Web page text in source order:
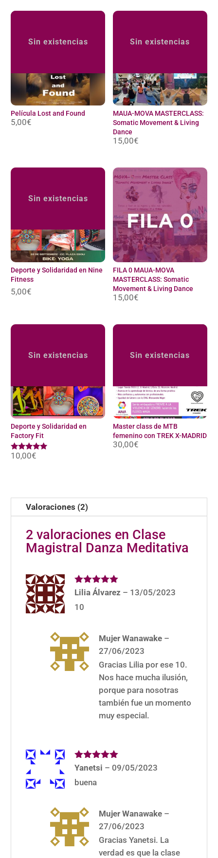
Película Lost and Found
5,00€
Sin existencias
MAUA-MOVA MASTERCLASS:
Somatic Movement & Living
Dance
15,00€
Sin existencias
Deporte y Solidaridad en Nine
Fitness
5,00€
Sin existencias
FILA 0 MAUA-MOVA
MASTERCLASS: Somatic
Movement & Living Dance
15,00€
Deporte y Solidaridad en
Factory Fit
Valorado
10,00€
Sin existencias
Master class de MTB
femenino con TREK X-MADRID
30,00€
Sin existencias
Valoraciones (2)
2 valoraciones en Clase
Magistral Danza Meditativa
Valorado
Lilia Álvarez – 13/05/2023
10
Mujer Wanawake –
27/06/2023
Gracias Lilia por ese 10.
Nos hace mucha ilusión,
porque para nosotras
también fue un momento
muy especial.
Valorado
Yanetsi – 09/05/2023
buena
Mujer Wanawake –
27/06/2023
Gracias Yanetsi. La
verdad es que la clase